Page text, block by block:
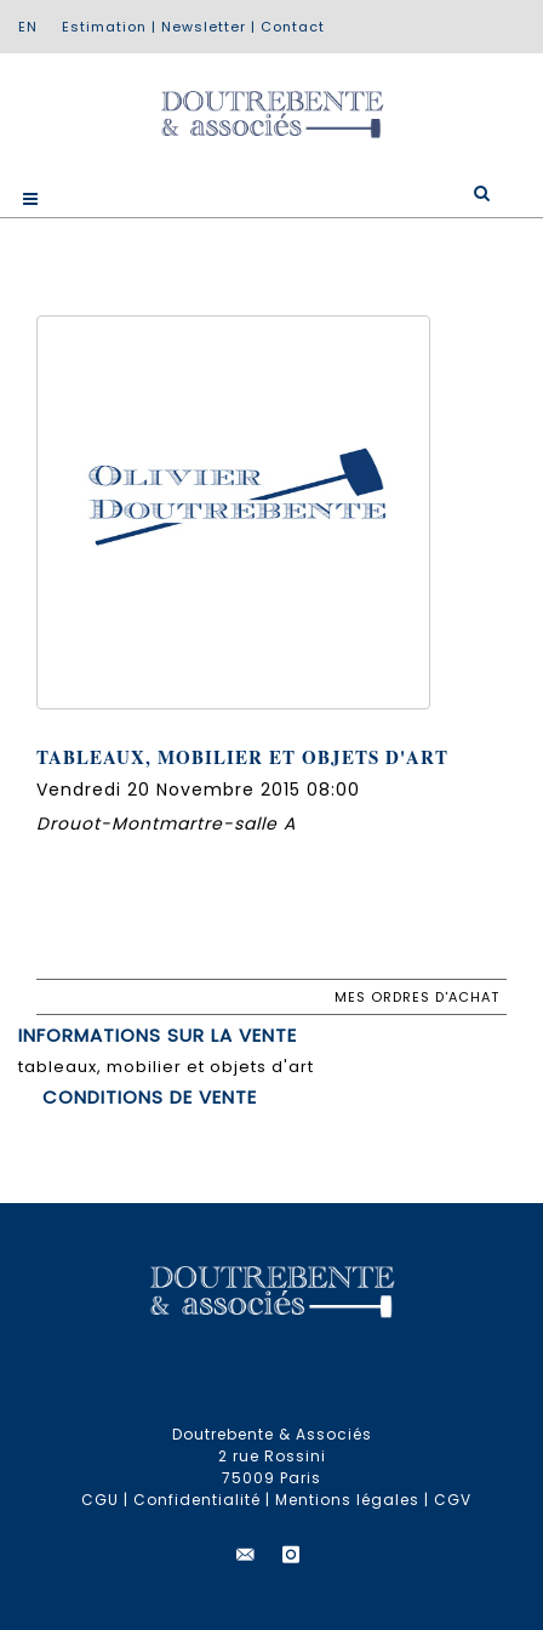
Estimation | Newsletter | Contact
TABLEAUX, MOBILIER ET OBJETS D'ART
Vendredi 20 Novembre 2015 08:00
Drouot-Montmartre-salle A
MES ORDRES D'ACHAT
INFORMATIONS SUR LA VENTE
tableaux, mobilier et objets d'art
CONDITIONS DE VENTE
Doutrebente & Associés
2 rue Rossini
75009 Paris
CGU | Confidentialité | Mentions légales | CGV